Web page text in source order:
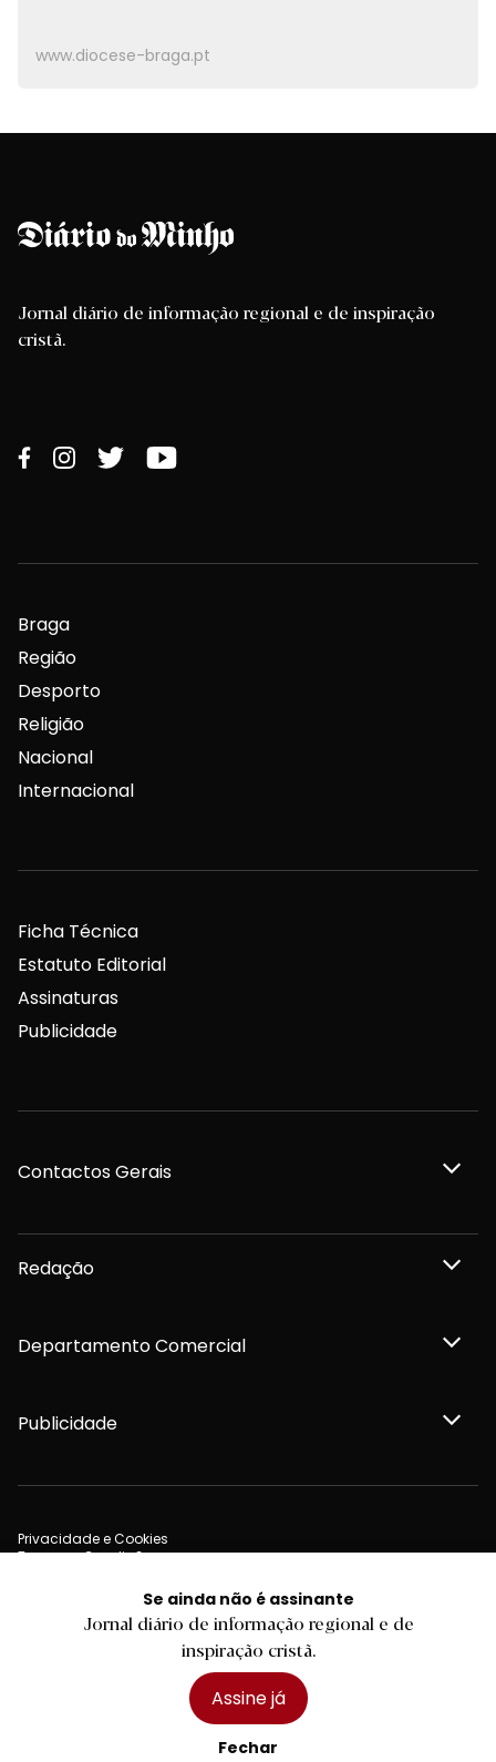
www.diocese-braga.pt
Se ainda não é assinante
Jornal diário de informação regional e de
inspiração cristã.
Assine já
Fechar
Jornal diário de informação regional e de inspiração
cristã.
Braga
Região
Desporto
Religião
Nacional
Internacional
Ficha Técnica
Estatuto Editorial
Assinaturas
Publicidade
Contactos Gerais
Redação
Departamento Comercial
Publicidade
Privacidade e Cookies
Termos e Condições
Política de Confidencialidade
for tomorrow byLKCOM
2026 Diário do Minho, Lda. © Todos os direitos reservados